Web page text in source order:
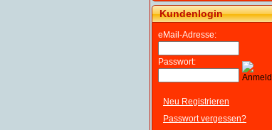
Kundenlogin
eMail-Adresse:
Passwort:
Neu Registrieren
Passwort vergessen?